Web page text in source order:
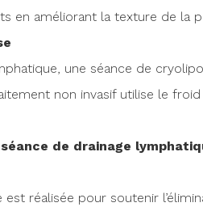
en améliorant la texture de la
une séance de
non invasif utilise le
de drainage
réalisée pour soutenir